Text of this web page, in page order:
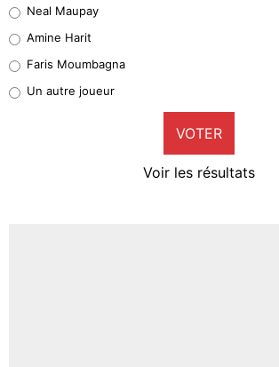
1%
9%
Neal Maupay
Amine Harit
Faris Moumbagna
Un autre joueur
VOTER
Voir les résultats